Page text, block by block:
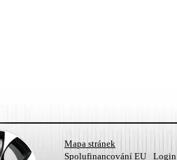
Mapa stránek
Spolufinancování EU
Login